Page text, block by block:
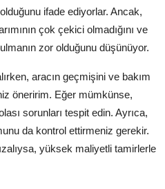
ifade ediyorlar. Ancak,
çok çekici olmadığını ve
zor olduğunu düşünüyor.
aracın geçmişini ve bakım
öneririm. Eğer mümkünse,
sorunları tespit edin. Ayrıca,
da kontrol ettirmeniz gerekir.
yüksek maliyetli tamirlerle